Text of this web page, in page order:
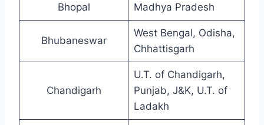
Bhopal Madhya Pradesh
Bhubaneswar
West Bengal, Odisha,
Chhattisgarh
Chandigarh
U.T. of Chandigarh,
Punjab, J&K, U.T. of
Ladakh